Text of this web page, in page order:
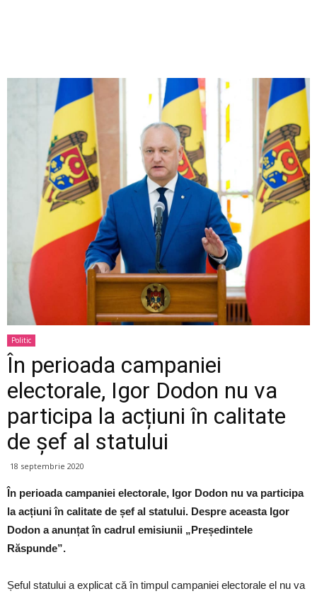
Politic
În perioada campaniei
electorale, Igor Dodon nu va
participa la acțiuni în calitate
de șef al statului
18 septembrie 2020
În perioada campaniei electorale, Igor Dodon nu va participa
la acțiuni în calitate de șef al statului. Despre aceasta Igor
Dodon a anunțat în cadrul emisiunii „Președintele
Răspunde”.
Șeful statului a explicat că în timpul campaniei electorale el nu va